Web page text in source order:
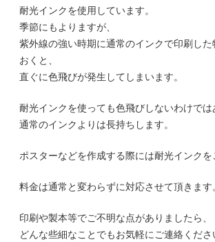
耐光インクを使用しています。
季節にもよりますが、
紫外線の強い時期に通常のインクで印刷し
おくと、
直ぐに色飛びが発生してしまいます。
耐光インクを使っても色飛びしないわけでは
通常のインクよりは長持ちします。
ポスターなどを作成する際には耐光インクを
料金は通常と変わらずに対応させて頂きます
印刷や製本等でご不明な点がありましたら、
どんな些細なことでもお気軽にご連絡くださ